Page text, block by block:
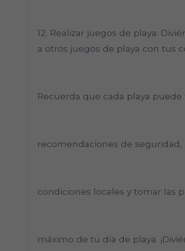
12. Realizar juegos de playa:
a otros juegos de playa con tus
Recuerda que cada playa
recomendaciones de
condiciones locales y tomar las
máximo de tu día de playa.